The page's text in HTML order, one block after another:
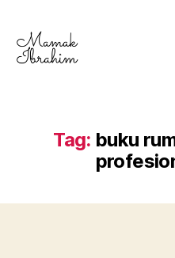
Lifestyle
BloggerTag: buku